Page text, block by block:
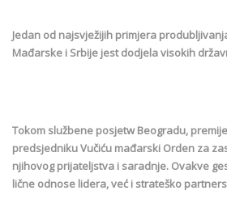
Jedan od najsvježijih primjera
Mađarske i Srbije jest dodjela visokih
Tokom službene posjetw Beogradu,
predsjedniku Vučiću mađarski Orden za
njihovog prijateljstva i saradnje. Ovakve
lične odnose lidera, već i strateško